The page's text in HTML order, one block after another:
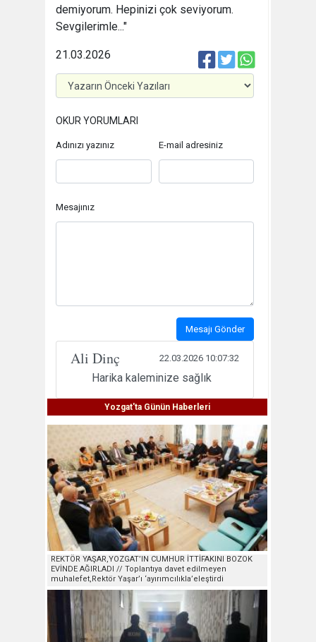
demiyorum. Hepinizi çok seviyorum.
Sevgilerimle..."
21.03.2026
OKUR YORUMLARI
Adınızı yazınız E-mail adresiniz
Mesajınız
Mesajı Gönder
Ali Dinç 22.03.2026 10:07:32
Harika kaleminize sağlık
Yozgat'ta Günün Haberleri
REKTÖR YAŞAR,YOZGAT’IN CUMHUR İTTİFAKINI BOZOK
EVİNDE AĞIRLADI // Toplantıya davet edilmeyen
muhalefet,Rektör Yaşar’ı ‘ayırımcılıkla’eleştirdi